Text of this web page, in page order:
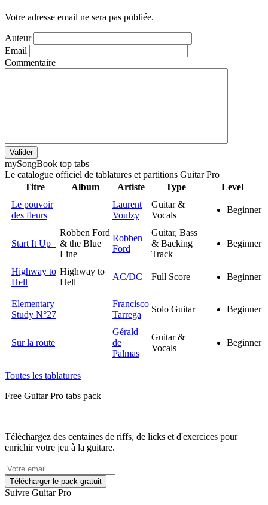
Votre adresse email ne sera pas publiée.
Auteur
Email
Commentaire
Valider
mySongBook top tabs
Le catalogue officiel de tablatures et partitions Guitar Pro
Titre
Album Artiste Type
Level
Le pouvoir
des fleurs
Laurent
Voulzy
Guitar &
Vocals
Beginner
Start It Up
Robben Ford
& the Blue
Line
Robben
Ford
Guitar, Bass
& Backing
Track
Beginner
Highway to
Hell
Highway to
Hell
AC/DC Full Score Beginner
Elementary
Study N°27
Francisco
Tarrega
Solo Guitar Beginner
Sur la route
Gérald
de
Palmas
Guitar &
Vocals
Beginner
Toutes les tablatures
Free Guitar Pro tabs pack
Téléchargez des centaines de riffs, de licks et d'exercices pour
enrichir votre jeu à la guitare.
Suivre Guitar Pro